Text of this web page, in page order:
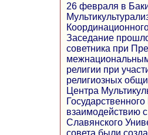
26 февраля в
Заседание
советника при
религии при
религиозных
Центра
взаимодействию
Славянского
совета были